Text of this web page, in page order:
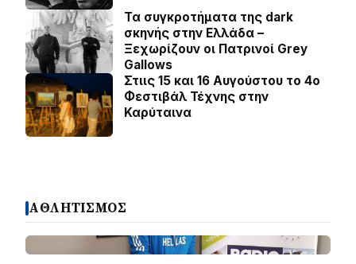
Τα συγκροτήματα της dark
σκηνής στην Ελλάδα –
Ξεχωρίζουν οι Πατρινοί Grey
Gallows
Στιις 15 και 16 Αυγούστου το 4ο
Φεστιβάλ Τέχνης στην
Καρύταινα
ΑΘΛΗΤΙΣΜΟΣ